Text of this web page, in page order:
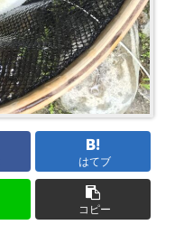
はてブ
コピー